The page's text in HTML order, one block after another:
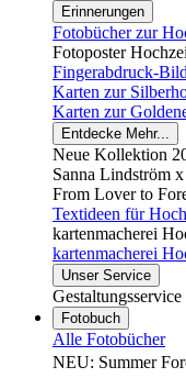
Erinnerungen
Fotobücher zur
Fotoposter
Fingerabdruck-
Karten zur
Karten zur
Entdecke Mehr...
Neue Kollektion
Sanna Lindström
From Lover to
Textideen für
kartenmacherei
kartenmacherei
Unser Service
Fotobuch
Alle Fotobücher
NEU: Summer